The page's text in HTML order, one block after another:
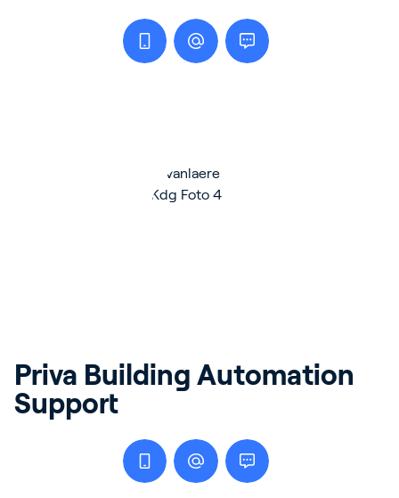
Priva Building Automation
Support